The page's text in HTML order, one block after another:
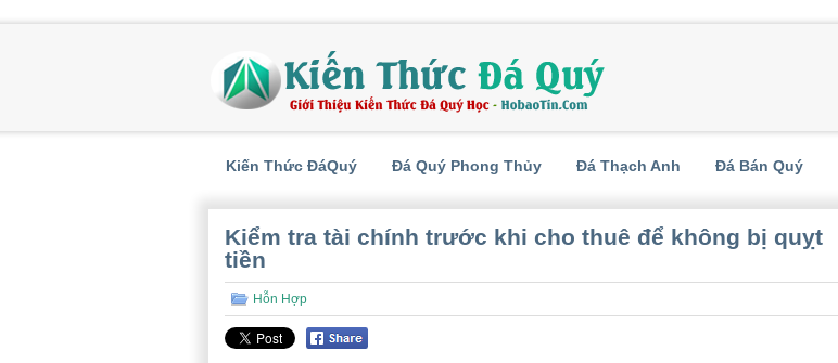
Kiến Thức ĐáQuý Đá Quý Phong Thủy Đá Thạch Anh Đá Bán Quý
Kiểm tra tài chính trước khi cho thuê để không bị quỵt
tiền
Hỗn Hợp